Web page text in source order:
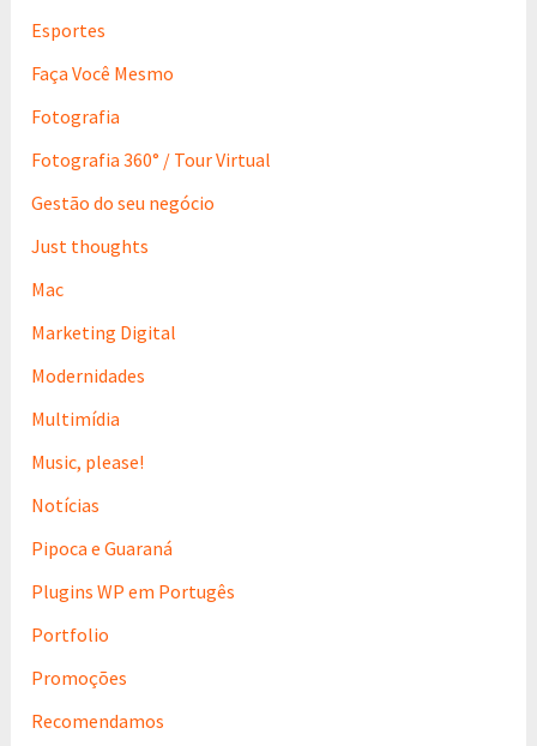
Esportes
Faça Você Mesmo
Fotografia
Fotografia 360° / Tour Virtual
Gestão do seu negócio
Just thoughts
Mac
Marketing Digital
Modernidades
Multimídia
Music, please!
Notícias
Pipoca e Guaraná
Plugins WP em Portugês
Portfolio
Promoções
Recomendamos